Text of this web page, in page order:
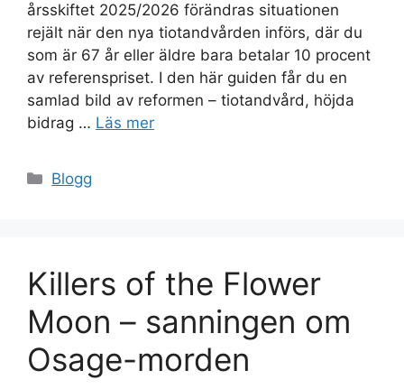
årsskiftet 2025/2026 förändras situationen
rejält när den nya tiotandvården införs, där du
som är 67 år eller äldre bara betalar 10 procent
av referenspriset. I den här guiden får du en
samlad bild av reformen – tiotandvård, höjda
bidrag … Läs mer
Kategorier
Blogg
Killers of the Flower
Moon – sanningen om
Osage-morden